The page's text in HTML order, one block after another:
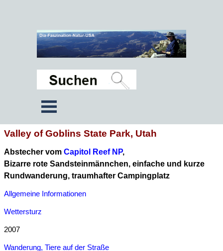
Valley of Goblins State Park, Utah
Abstecher vom Capitol Reef NP,
Bizarre rote Sandsteinmännchen, einfache und kurze
Rundwanderung, traumhafter Campingplatz
Allgemeine Informationen
Wettersturz
2007
Wanderung, Tiere auf der Straße